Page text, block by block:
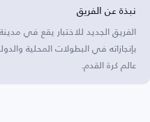
نبذة عن الفريق
الفريق الجديد للاختبار يقع في
بإنجازاته في البطولات المحلية
عالم كرة القدم.